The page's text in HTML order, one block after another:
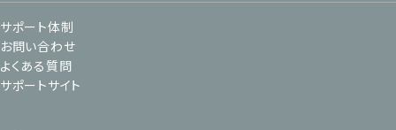
サポート体制
お問い合わせ
よくある質問
サポートサイト